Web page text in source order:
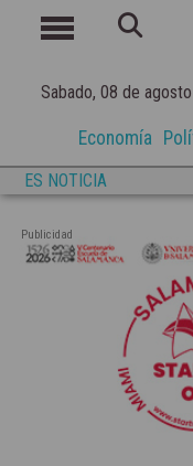
Sabado, 08 de
Economía
ES NOTICIA
Publicidad